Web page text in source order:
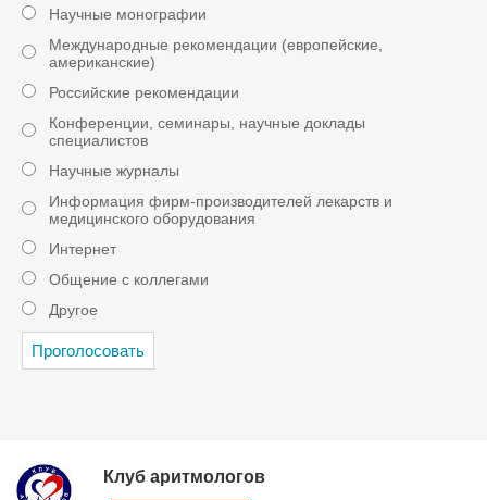
Научные монографии
Международные рекомендации (европейские,
американские)
Российские рекомендации
Конференции, семинары, научные доклады
специалистов
Научные журналы
Информация фирм-производителей лекарств и
медицинского оборудования
Интернет
Общение с коллегами
Другое
Клуб аритмологов